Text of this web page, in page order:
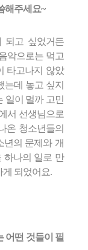
해주세요~
되고 싶었거든
악으로는 먹고
타고나지 않았
는데 놓고 싶지
일이 멀까 고민
서 선생님으로
온 청소년들의
년의 문제와 개
하나의 일로 만
게 되었어요.
어떤 것들이 필